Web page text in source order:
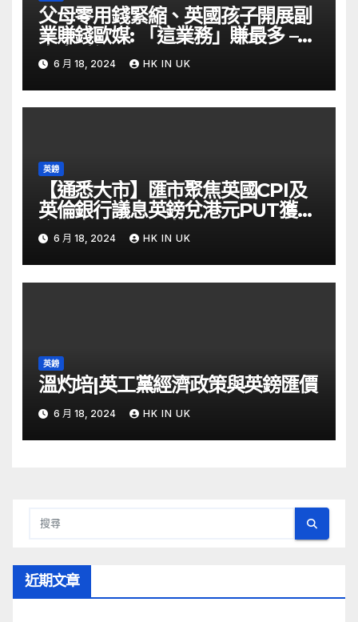
父母零用錢緊縮、英國孩子開展副
業賺錢歐媒: 「這業務」賺最多 –
自由財經
6 月 18, 2024 HK IN UK
英鎊
【通悉大市】匯市聚焦英國CPI及
英倫銀行議息英鎊兌港元PUT獲資
金留意 – Now 財經
6 月 18, 2024 HK IN UK
英鎊
溫灼培|英工黨經濟政策與英鎊匯價
6 月 18, 2024 HK IN UK
近期文章